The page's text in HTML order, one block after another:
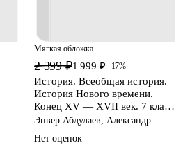
Мягкая обложка
2 399 ₽1 999 ₽ -17%
История. Всеобщая история.
История Нового времени.
Конец XV — XVII век. 7 класс.
Учебник
Энвер Абдулаев, Александр
Нет оценок